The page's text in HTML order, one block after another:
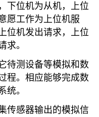
下位机为从机，上位
愿工作为上位机服
位机发出请求，上位
求。
待测设备等模拟和数
程。相应能够完成数
统。
传感器输出的模拟信